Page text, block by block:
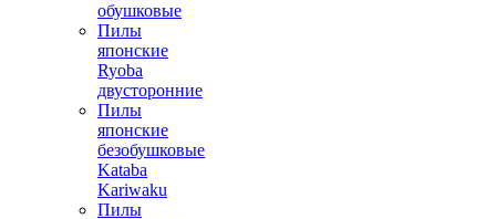
обушковые
Пилы
японские
Ryoba
двусторонние
Пилы
японские
безобушковые
Kataba
Kariwaku
Пилы